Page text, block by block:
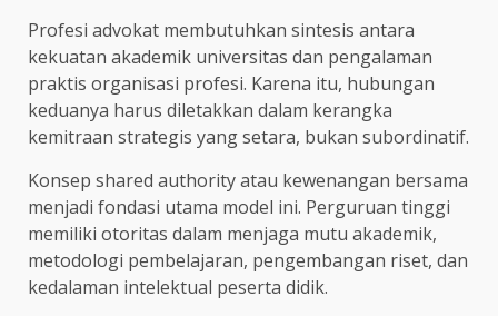
Profesi advokat membutuhkan sintesis antara
kekuatan akademik universitas dan pengalaman
praktis organisasi profesi. Karena itu, hubungan
keduanya harus diletakkan dalam kerangka
kemitraan strategis yang setara, bukan subordinatif.
Konsep shared authority atau kewenangan bersama
menjadi fondasi utama model ini. Perguruan tinggi
memiliki otoritas dalam menjaga mutu akademik,
metodologi pembelajaran, pengembangan riset, dan
kedalaman intelektual peserta didik.